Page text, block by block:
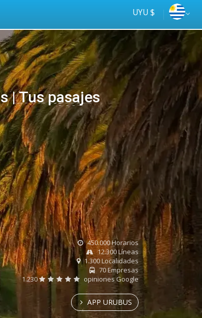
UYU $
| Tus pasajes
online
Tus
ómnibus
450.000 Horarios
12.300 Líneas
1.300 Localidades
70 Empresas
1.230
opiniones Google
APP URUBUS